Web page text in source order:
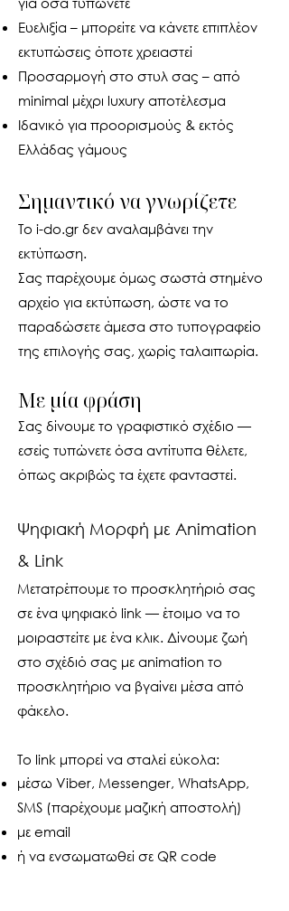
Ευελιξία – μπορείτε να κάνετε επιπλέον
εκτυπώσεις όποτε χρειαστεί
Προσαρμογή στο στυλ σας – από
minimal μέχρι luxury αποτέλεσμα
Ιδανικό για προορισμούς & εκτός
Ελλάδας γάμους
Σημαντικό να γνωρίζετε
Το i-do.gr δεν αναλαμβάνει την
εκτύπωση.
Σας παρέχουμε όμως σωστά στημένο
αρχείο για εκτύπωση, ώστε να το
παραδώσετε άμεσα στο τυπογραφείο
της επιλογής σας, χωρίς ταλαιπωρία.
Με μία φράση
Σας δίνουμε το γραφιστικό σχέδιο —
εσείς τυπώνετε όσα αντίτυπα θέλετε,
όπως ακριβώς τα έχετε φανταστεί.
Ψηφιακή Μορφή με Animation
& Link
Μετατρέπουμε το προσκλητήριό σας
σε ένα ψηφιακό link — έτοιμο να το
μοιραστείτε με ένα κλικ. Δίνουμε ζωή
στο σχέδιό σας με animation το
προσκλητήριο να βγαίνει μέσα από
φάκελο.
Το link μπορεί να σταλεί εύκολα:
μέσω Viber, Messenger, WhatsApp,
SMS (παρέχουμε μαζική αποστολή)
με email
ή να ενσωματωθεί σε QR code